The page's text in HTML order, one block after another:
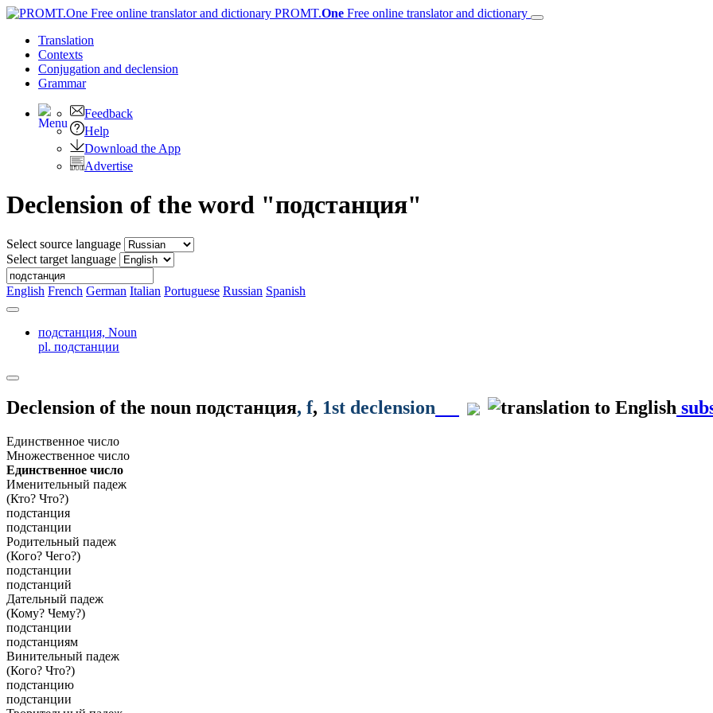
PROMT.One Free online translator and dictionary
Translation
Contexts
Conjugation and declension
Grammar
Feedback
Help
Download the App
Advertise
Declension of the word "подстанция"
Select source language
Select target language
English French German Italian Portuguese Russian Spanish
подстанция, Noun
pl. подстанции
Declension of the noun подстанция, f, 1st declension
Единственное число
Множественное число
Единственное число
Именительный падеж
(Кто? Что?)
подстанция
подстанции
Родительный падеж
(Кого? Чего?)
подстанции
подстанций
Дательный падеж
(Кому? Чему?)
подстанции
подстанциям
Винительный падеж
(Кого? Что?)
подстанцию
подстанции